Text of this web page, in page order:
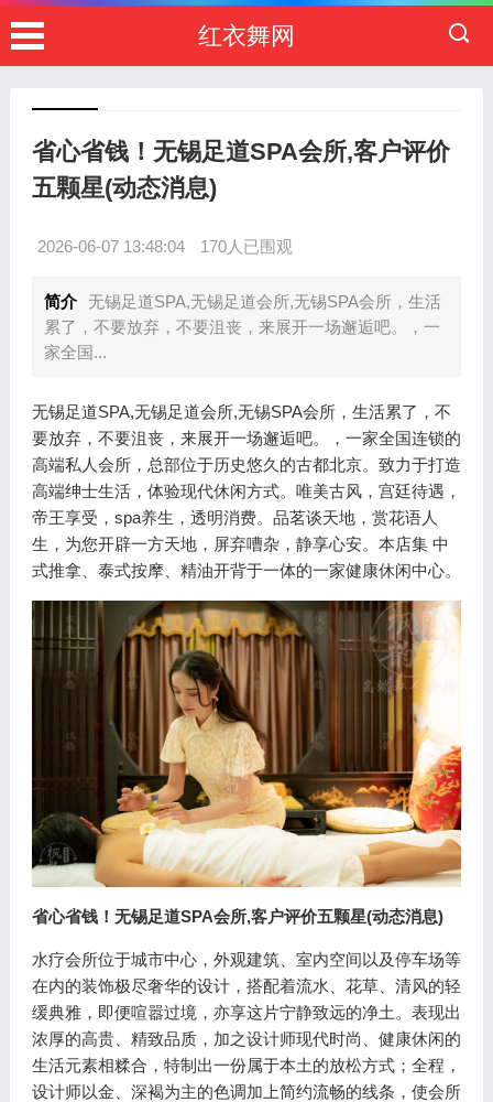
红衣舞网
省心省钱！无锡足道SPA会所,客户评价
五颗星(动态消息)
2026-06-07 13:48:04 170人已围观
简介
无锡足道SPA,无锡足道会所,无锡SPA会所，生活
累了，不要放弃，不要沮丧，来展开一场邂逅吧。，一
家全国...
无锡足道SPA,无锡足道会所,无锡SPA会所，生活累了，不
要放弃，不要沮丧，来展开一场邂逅吧。，一家全国连锁的
高端私人会所，总部位于历史悠久的古都北京。致力于打造
高端绅士生活，体验现代休闲方式。唯美古风，宫廷待遇，
帝王享受，spa养生，透明消费。品茗谈天地，赏花语人
生，为您开辟一方天地，屏弃嘈杂，静享心安。本店集 中
式推拿、泰式按摩、精油开背于一体的一家健康休闲中心。
省心省钱！无锡足道SPA会所,客户评价五颗星(动态消息)
水疗会所位于城市中心，外观建筑、室内空间以及停车场等
在内的装饰极尽奢华的设计，搭配着流水、花草、清风的轻
缓典雅，即便喧嚣过境，亦享这片宁静致远的净土。表现出
浓厚的高贵、精致品质，加之设计师现代时尚、健康休闲的
生活元素相糅合，特制出一份属于本土的放松方式；全程，
设计师以金、深褐为主的色调加上简约流畅的线条，使会所